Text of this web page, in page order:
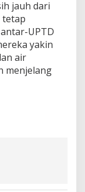
jauh dari
tetap
UPTD
yakin
air
menjelang